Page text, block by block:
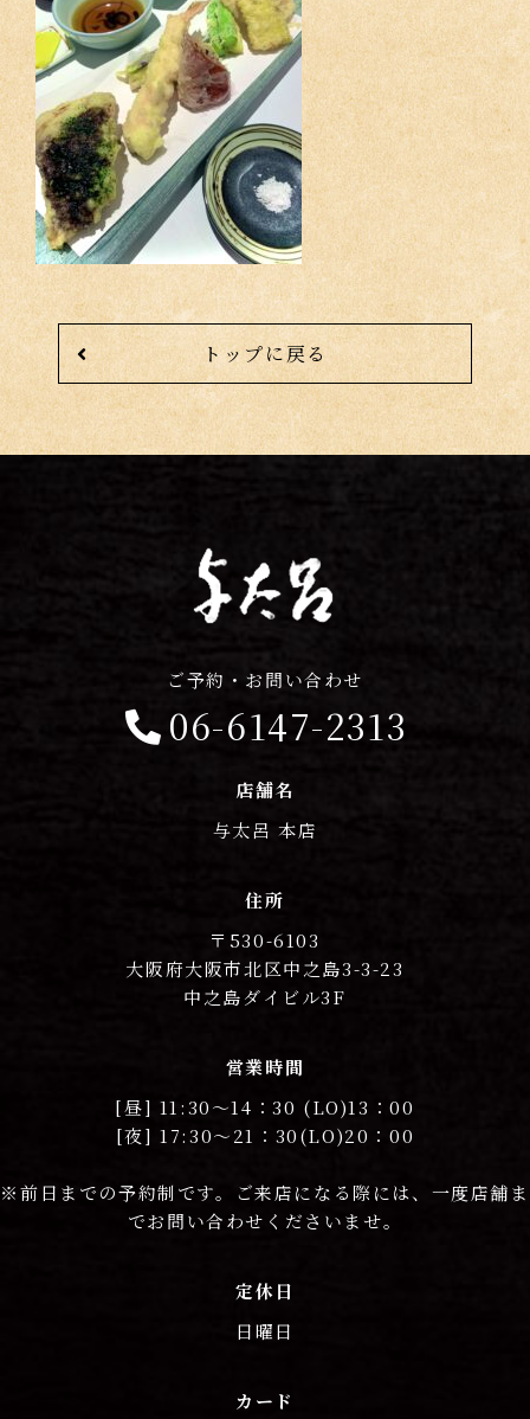
トップに戻る
ご予約・お問い合わせ
06-6147-2313
店舗名
与太呂 本店
住所
〒530-6103
大阪府大阪市北区中之島3-3-23
中之島ダイビル3F
営業時間
[昼] 11:30〜14：30 (LO)13：00
[夜] 17:30〜21：30(LO)20：00
※前日までの予約制です。ご来店になる際には、一度店舗ま
でお問い合わせくださいませ。
定休日
日曜日
カード